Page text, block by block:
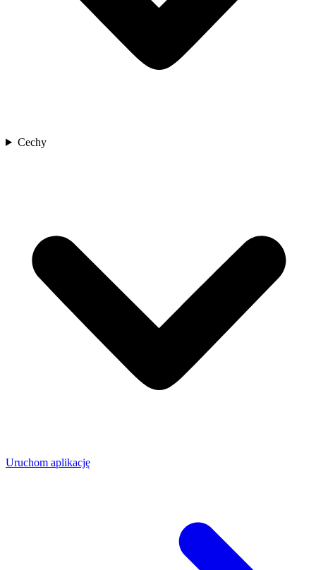
Cechy
Uruchom aplikację